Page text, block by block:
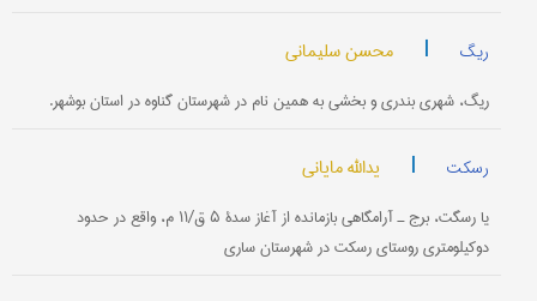
ریگ | محسن سلیمانی
ریگ، شهری بندری و بخشی به همین نام در شهرستان گناوه در استان بوشهر.
رسکت | یدالله مایانی
یا رسگت، برج ـ آرامگاهی بازمانده از آغاز سدۀ ۵ ق/۱۱ م، واقع در حدود
دوکیلومتری روستای رسکت در شهرستان ساری